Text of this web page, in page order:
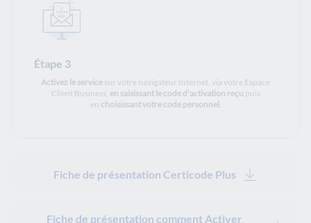
Étape 3
Activez le service sur votre navigateur Internet, via votre Espace
Client Business, en saisissant le code d'activation reçu puis
en choisissant votre code personnel .
Fiche de présentation Certicode Plus
Fiche de présentation comment Activer